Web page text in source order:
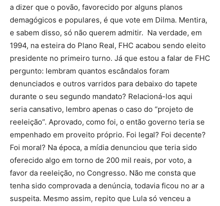
a dizer que o povão, favorecido por alguns planos
demagógicos e populares, é que vote em Dilma. Mentira,
e sabem disso, só não querem admitir. Na verdade, em
1994, na esteira do Plano Real, FHC acabou sendo eleito
presidente no primeiro turno. Já que estou a falar de FHC
pergunto: lembram quantos escândalos foram
denunciados e outros varridos para debaixo do tapete
durante o seu segundo mandato? Relacioná-los aqui
seria cansativo, lembro apenas o caso do “projeto de
reeleição”. Aprovado, como foi, o então governo teria se
empenhado em proveito próprio. Foi legal? Foi decente?
Foi moral? Na época, a mídia denunciou que teria sido
oferecido algo em torno de 200 mil reais, por voto, a
favor da reeleição, no Congresso. Não me consta que
tenha sido comprovada a denúncia, todavia ficou no ar a
suspeita. Mesmo assim, repito que Lula só venceu a